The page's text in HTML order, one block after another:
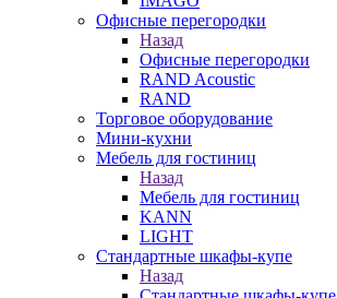
Офисные перегородки
Назад
Офисные перегородки
RAND Acoustic
RAND
Торговое оборудование
Мини-кухни
Мебель для гостиниц
Назад
Мебель для гостиниц
KANN
LIGHT
Стандартные шкафы-купе
Назад